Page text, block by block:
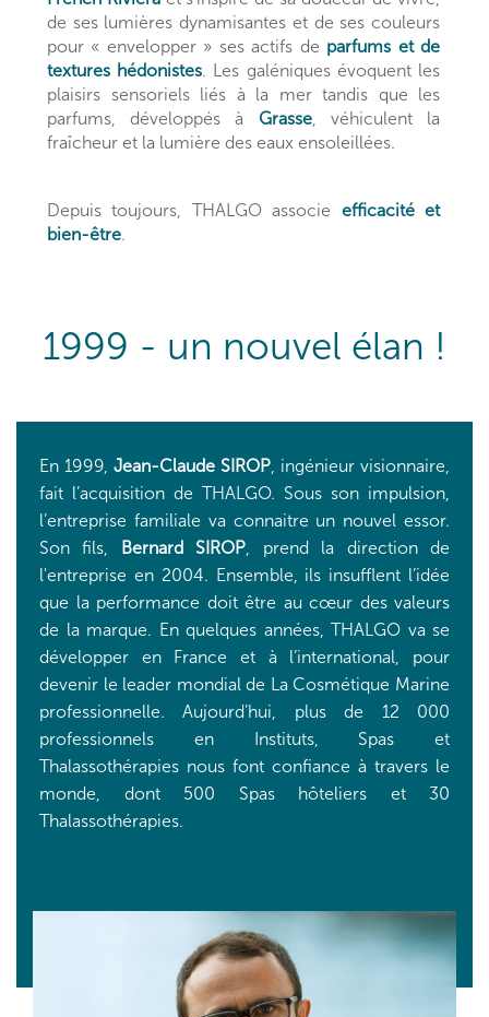
de ses lumières dynamisantes et de ses couleurs
pour « envelopper » ses actifs de parfums et de
textures hédonistes. Les galéniques évoquent les
plaisirs sensoriels liés à la mer tandis que les
parfums, développés à Grasse, véhiculent la
fraîcheur et la lumière des eaux ensoleillées.
Depuis toujours, THALGO associe efficacité et
bien-être.
1999 - un nouvel élan !
En 1999, Jean-Claude SIROP, ingénieur visionnaire,
fait l’acquisition de THALGO. Sous son impulsion,
l’entreprise familiale va connaitre un nouvel essor.
Son fils, Bernard SIROP, prend la direction de
l'entreprise en 2004. Ensemble, ils insufflent l’idée
que la performance doit être au cœur des valeurs
de la marque. En quelques années, THALGO va se
développer en France et à l’international, pour
devenir le leader mondial de La Cosmétique Marine
professionnelle. Aujourd’hui, plus de 12 000
professionnels en Instituts, Spas et
Thalassothérapies nous font confiance à travers le
monde, dont 500 Spas hôteliers et 30
Thalassothérapies.